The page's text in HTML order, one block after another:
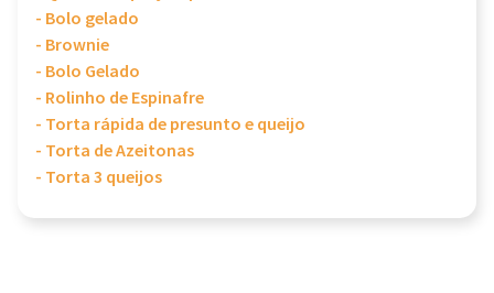
- Bolo gelado
- Brownie
- Bolo Gelado
- Rolinho de Espinafre
- Torta rápida de presunto e queijo
- Torta de Azeitonas
- Torta 3 queijos